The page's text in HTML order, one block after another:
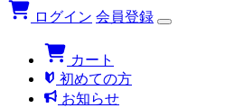
ログイン 会員登録
カート
初めての方
お知らせ